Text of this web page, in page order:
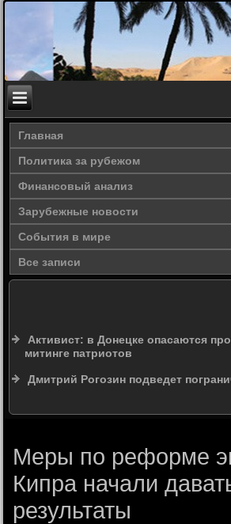
Главная
Политика за рубежом
Финансовый анализ
Зарубежные новости
События в мире
Все записи
Активист: в Донецке опасаются
митинге патриотов
Дмитрий Рогозин подведет
Меры по реформе
Кипра начали
результаты